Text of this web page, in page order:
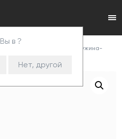
Вы в ?
Нет, другой
Пружина-